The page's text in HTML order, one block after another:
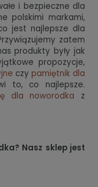
i bezpieczne dla
polskimi markami,
jest najlepsze dla
zatem
produkty były jak
propozycje,
czy pamiętnik dla
to, co najlepsze.
dla noworodka z
Nasz sklep jest